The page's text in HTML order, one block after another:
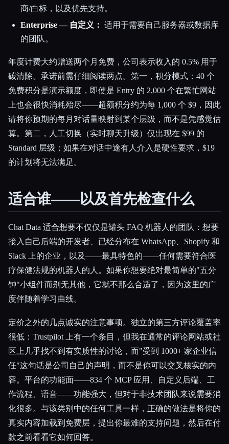
商/白标，以及优先支持。
Enterprise — 自定义： 适用于需要自己服务器或数据库
的团队。
年度计费大约赠送两个月免费，公司表示收入的 0.5% 用于
碳清除。承诺前需仔细阅读两点。第一，积分模式：40 个
免费积分是演示额度，即使是 Entry 的 2,000 个在繁忙网站
上也会很快消耗殆尽——超额积分约为每 1,000 个 $9，因此
请将你预期的每月对话量映射到某个层级，而不是凭感觉估
算。第二，人工切换（实时聊天升级）仅出现在 $99 的
Standard 层级；如果在对话中途有人介入是硬性要求，$19
的计划将无法满足。
适合谁——以及首先检查什么
Chat Data 适合想要不仅仅是罐头 FAQ 机器人的团队：想要
接入自己后端的开发者、已经分布在 WhatsApp、Shopify 和
Slack 上的企业，以及——最具特色的——任何需要符合医
疗保健法规的机器人的人。如果你想要绝对最简单的"五分
钟"小组件而别无其他，它就不那么合适了，因为这里的广
度伴随着学习曲线。
定价之外的几点诚实的注意事项。独立的第三方评论覆盖率
很低：Trustpilot 上有一个条目，但我在通常的评论网站或社
区上几乎找不到有实质性的讨论，而"受到 1000+ 家企业信
任"这句话是公司自己的声明，而不是你可以交叉核实的内
容。平台的功能面——834 个 MCP 应用、自定义后端、工
作流程、语音——功能强大，但对于非技术团队来说需要消
化很多。与该类别中的任何工具一样，正确的做法是将你的
真实内容加载到免费层，提出你最难的支持问题，然后在付
款之前看看它如何回答。